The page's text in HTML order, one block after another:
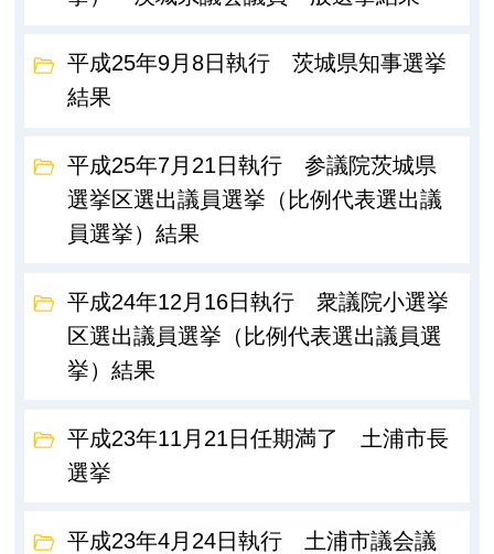
平成25年9月8日執行 茨城県知事選挙
結果
平成25年7月21日執行 参議院茨城県
選挙区選出議員選挙（比例代表選出議
員選挙）結果
平成24年12月16日執行 衆議院小選挙
区選出議員選挙（比例代表選出議員選
挙）結果
平成23年11月21日任期満了 土浦市長
選挙
平成23年4月24日執行 土浦市議会議